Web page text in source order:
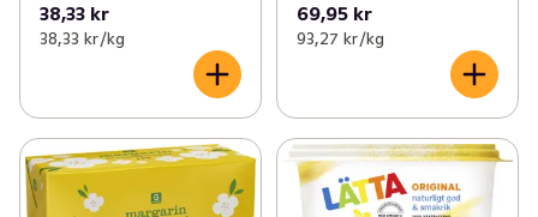
38,33 kr
38,33 kr /kg
69,95 kr
93,27 kr /kg